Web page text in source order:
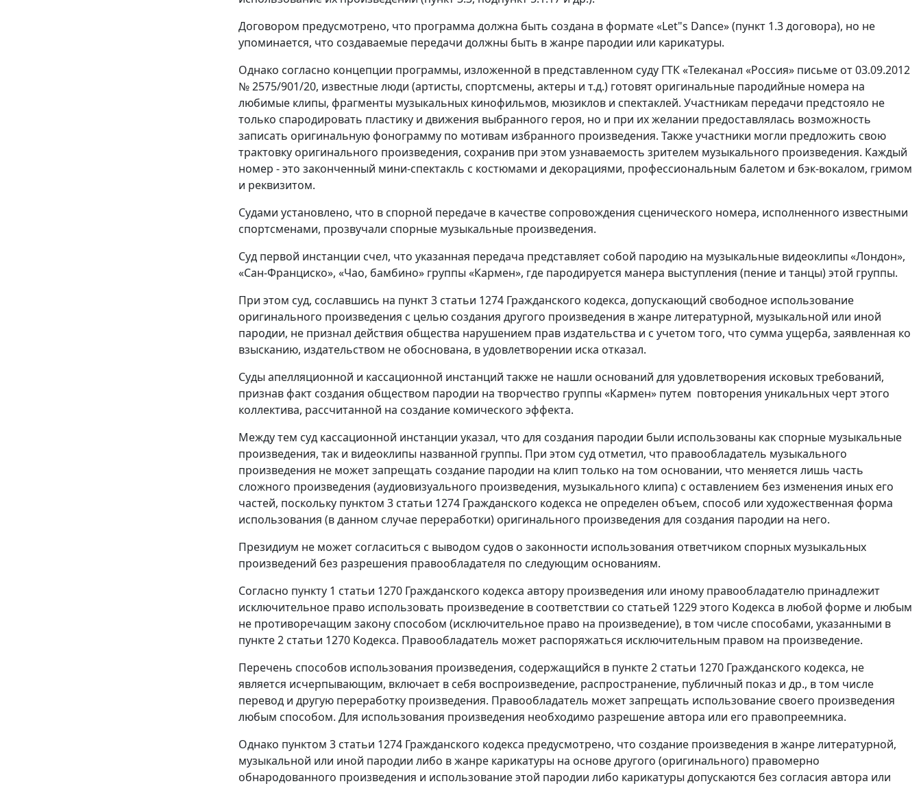
Договором предусмотрено, что программа должна быть создана в формате «Let"s Dance» (пункт 1.3 договора), но не
упоминается, что создаваемые передачи должны быть в жанре пародии или карикатуры.
Однако согласно концепции программы, изложенной в представленном суду ГТК «Телеканал «Россия» письме от 03.09.2012
№ 2575/901/20, известные люди (артисты, спортсмены, актеры и т.д.) готовят оригинальные пародийные номера на
любимые клипы, фрагменты музыкальных кинофильмов, мюзиклов и спектаклей. Участникам передачи предстояло не
только спародировать пластику и движения выбранного героя, но и при их желании предоставлялась возможность
записать оригинальную фонограмму по мотивам избранного произведения. Также участники могли предложить свою
трактовку оригинального произведения, сохранив при этом узнаваемость зрителем музыкального произведения. Каждый
номер - это законченный мини-спектакль с костюмами и декорациями, профессиональным балетом и бэк-вокалом, гримом
и реквизитом.
Судами установлено, что в спорной передаче в качестве сопровождения сценического номера, исполненного известными
спортсменами, прозвучали спорные музыкальные произведения.
Суд первой инстанции счел, что указанная передача представляет собой пародию на музыкальные видеоклипы «Лондон»,
«Сан-Франциско», «Чао, бамбино» группы «Кармен», где пародируется манера выступления (пение и танцы) этой группы.
При этом суд, сославшись на пункт 3 статьи 1274 Гражданского кодекса, допускающий свободное использование
оригинального произведения с целью создания другого произведения в жанре литературной, музыкальной или иной
пародии, не признал действия общества нарушением прав издательства и с учетом того, что сумма ущерба, заявленная ко
взысканию, издательством не обоснована, в удовлетворении иска отказал.
Суды апелляционной и кассационной инстанций также не нашли оснований для удовлетворения исковых требований,
признав факт создания обществом пародии на творчество группы «Кармен» путем повторения уникальных черт этого
коллектива, рассчитанной на создание комического эффекта.
Между тем суд кассационной инстанции указал, что для создания пародии были использованы как спорные музыкальные
произведения, так и видеоклипы названной группы. При этом суд отметил, что правообладатель музыкального
произведения не может запрещать создание пародии на клип только на том основании, что меняется лишь часть
сложного произведения (аудиовизуального произведения, музыкального клипа) с оставлением без изменения иных его
частей, поскольку пунктом 3 статьи 1274 Гражданского кодекса не определен объем, способ или художественная форма
использования (в данном случае переработки) оригинального произведения для создания пародии на него.
Президиум не может согласиться с выводом судов о законности использования ответчиком спорных музыкальных
произведений без разрешения правообладателя по следующим основаниям.
Согласно пункту 1 статьи 1270 Гражданского кодекса автору произведения или иному правообладателю принадлежит
исключительное право использовать произведение в соответствии со статьей 1229 этого Кодекса в любой форме и любым
не противоречащим закону способом (исключительное право на произведение), в том числе способами, указанными в
пункте 2 статьи 1270 Кодекса. Правообладатель может распоряжаться исключительным правом на произведение.
Перечень способов использования произведения, содержащийся в пункте 2 статьи 1270 Гражданского кодекса, не
является исчерпывающим, включает в себя воспроизведение, распространение, публичный показ и др., в том числе
перевод и другую переработку произведения. Правообладатель может запрещать использование своего произведения
любым способом. Для использования произведения необходимо разрешение автора или его правопреемника.
Однако пунктом 3 статьи 1274 Гражданского кодекса предусмотрено, что создание произведения в жанре литературной,
музыкальной или иной пародии либо в жанре карикатуры на основе другого (оригинального) правомерно
обнародованного произведения и использование этой пародии либо карикатуры допускаются без согласия автора или